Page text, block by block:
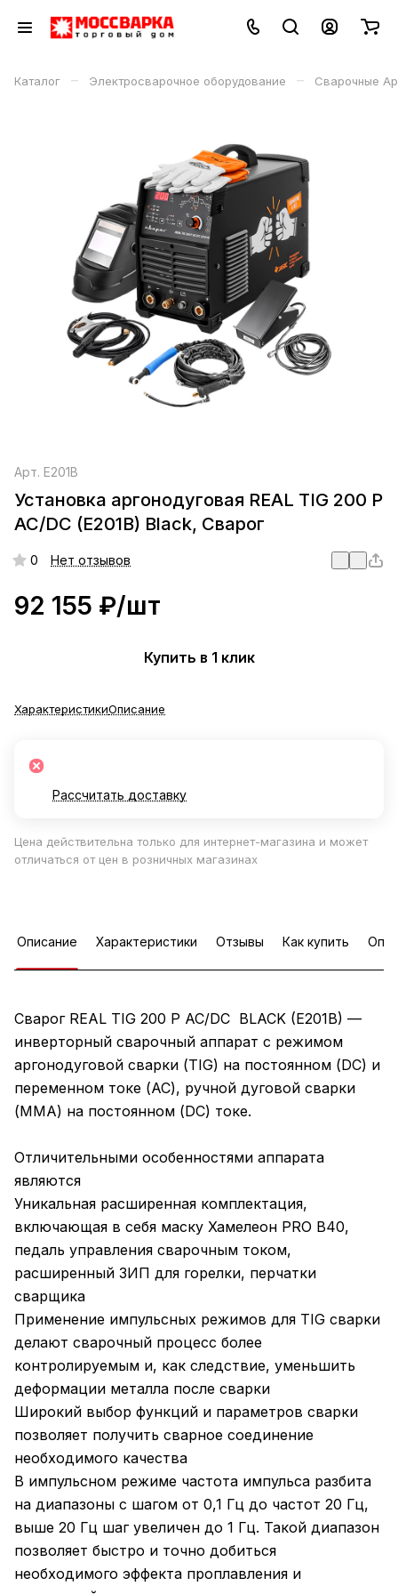
Каталог – Электросварочное оборудование – Сварочные
Арт. E201B
Установка аргонодуговая REAL TIG 200 P
AC/DC (E201B) Black, Сварог
0 Нет отзывов
92 155 ₽/шт
Купить в 1 клик
ХарактеристикиОписание
Рассчитать доставку
Цена действительна только для интернет-магазина и может
отличаться от цен в розничных магазинах
Описание Характеристики Отзывы Как купить
Сварог REAL TIG 200 P AC/DC BLACK (E201B) —
инверторный сварочный аппарат с режимом
аргонодуговой сварки (TIG) на постоянном (DC) и
переменном токе (AC), ручной дуговой сварки
(MMA) на постоянном (DC) токе.
Отличительными особенностями аппарата
являются
Уникальная расширенная комплектация,
включающая в себя маску Хамелеон PRO B40,
педаль управления сварочным током,
расширенный ЗИП для горелки, перчатки
сварщика
Применение импульсных режимов для TIG сварки
делают сварочный процесс более
контролируемым и, как следствие, уменьшить
деформации металла после сварки
Широкий выбор функций и параметров сварки
позволяет получить сварное соединение
необходимого качества
В импульсном режиме частота импульса разбита
на диапазоны с шагом от 0,1 Гц до частот 20 Гц,
выше 20 Гц шаг увеличен до 1 Гц. Такой диапазон
позволяет быстро и точно добиться
необходимого эффекта проплавления и